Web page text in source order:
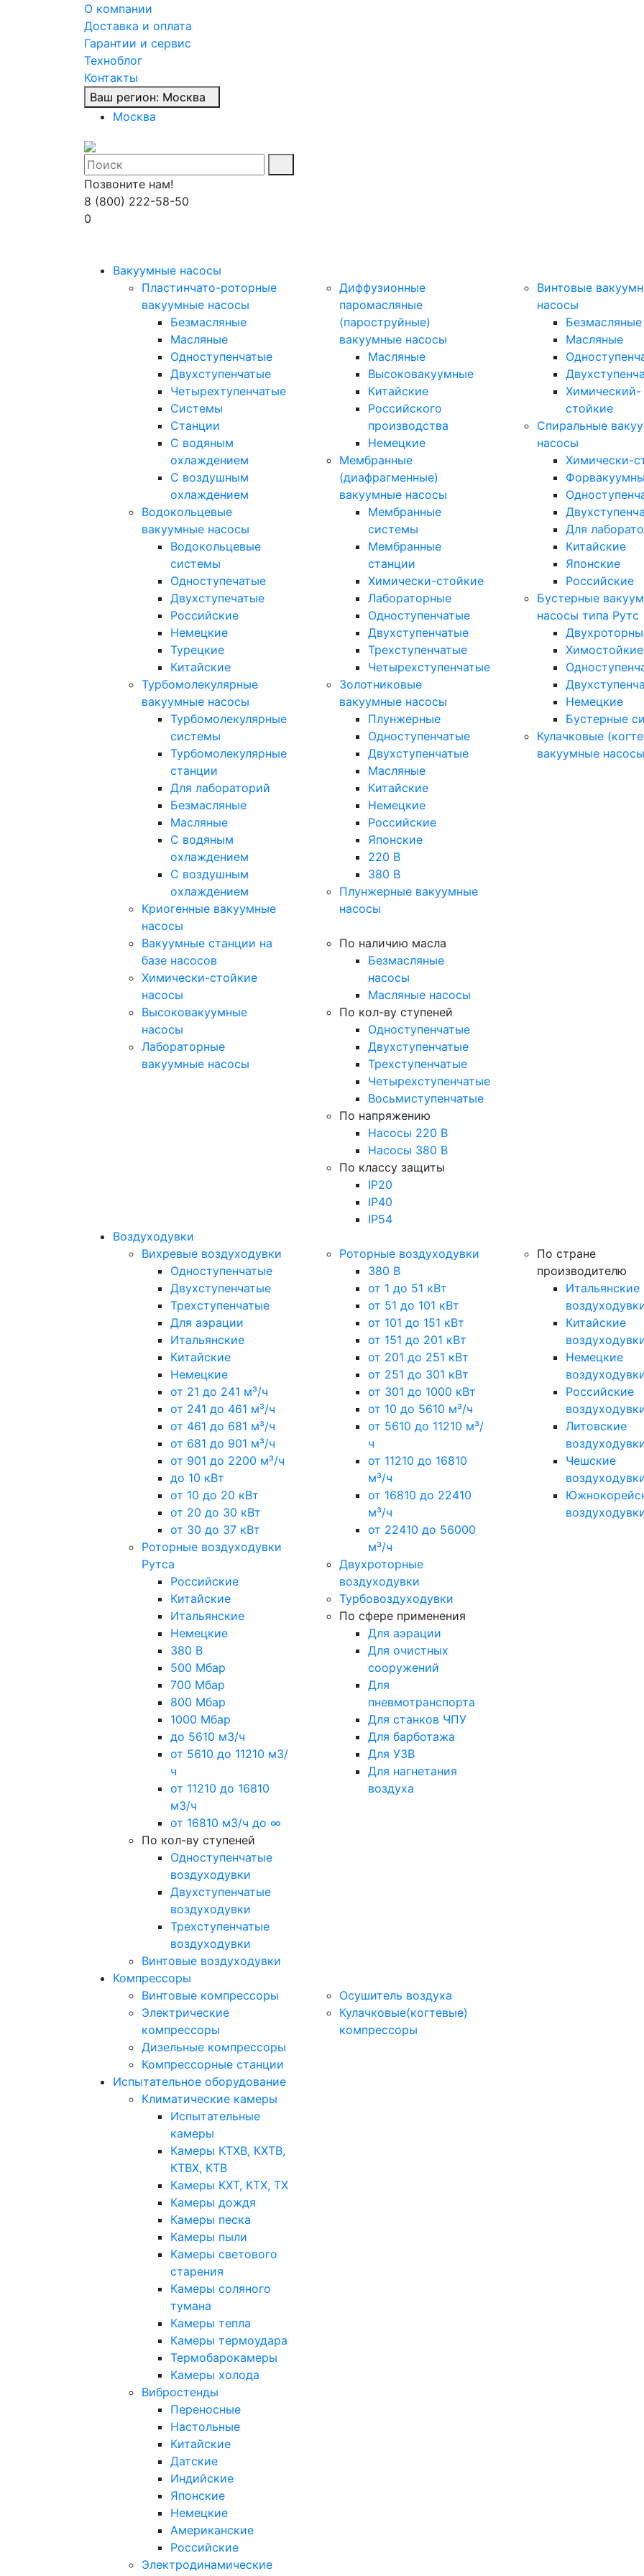
О компании
Доставка и оплата
Гарантии и сервис
Техноблог
Контакты
Ваш регион: Москва
Москва
Позвоните нам!
8 (800) 222-58-50
0
Вакуумные насосы
Пластинчато-роторные
вакуумные насосы
Безмасляные
Масляные
Одноступенчатые
Двухступенчатые
Четырехтупенчатые
Системы
Станции
С водяным
охлаждением
С воздушным
охлаждением
Водокольцевые
вакуумные насосы
Водокольцевые
системы
Одноступечатые
Двухступечатые
Российские
Немецкие
Турецкие
Китайские
Турбомолекулярные
вакуумные насосы
Турбомолекулярные
системы
Турбомолекулярные
станции
Для лабораторий
Безмасляные
Масляные
C водяным
охлаждением
C воздушным
охлаждением
Криогенные вакуумные
насосы
Диффузионные
паромасляные
(пароструйные)
вакуумные насосы
Масляные
Высоковакуумные
Китайские
Российского
производства
Немецкие
Мембранные
(диафрагменные)
вакуумные насосы
Мембранные
системы
Мембранные
станции
Химически-стойкие
Лабораторные
Одноступенчатые
Двухступенчатые
Трехступенчатые
Четырехступенчатые
Золотниковые
вакуумные насосы
Плунжерные
Одноступенчатые
Двухступенчатые
Масляные
Китайские
Немецкие
Российские
Японские
220 В
380 В
Плунжерные вакуумные
насосы
Винтовые
насосы
Безмасляные
Масляные
Химический-
стойкие
Спиральные
насосы
Химически-
Для
Китайские
Японские
Российские
Бустерные
насосы типа Рутс
Химостойкие
Немецкие
Бустерные
Кулачковые
вакуумные насосы
Вакуумные станции на
базе насосов
Химически-стойкие
насосы
Высоковакуумные
насосы
Лабораторные
вакуумные насосы
По наличию масла
Безмасляные
насосы
Масляные насосы
По кол-ву ступеней
Одноступенчатые
Двухступенчатые
Трехступенчатые
Четырехступенчатые
Восьмиступенчатые
По напряжению
Насосы 220 В
Насосы 380 В
По классу защиты
IP20
IP40
IP54
Воздуходувки
Вихревые воздуходувки
Одноступенчатые
Двухступенчатые
Трехступенчатые
Для аэрации
Итальянские
Китайские
Немецкие
от 21 до 241 м³/ч
от 241 до 461 м³/ч
от 461 до 681 м³/ч
от 681 до 901 м³/ч
от 901 до 2200 м³/ч
до 10 кВт
от 10 до 20 кВт
от 20 до 30 кВт
от 30 до 37 кВт
Роторные воздуходувки
Рутса
Российские
Китайские
Итальянские
Немецкие
380 В
500 Мбар
700 Мбар
800 Мбар
1000 Мбар
до 5610 м3/ч
от 5610 до 11210 м3/
ч
от 11210 до 16810
м3/ч
от 16810 м3/ч до ∞
По кол-ву ступеней
Одноступенчатые
воздуходувки
Двухступенчатые
воздуходувки
Трехступенчатые
воздуходувки
Винтовые воздуходувки
Роторные воздуходувки
380 В
от 1 до 51 кВт
от 51 до 101 кВт
от 101 до 151 кВт
от 151 до 201 кВт
от 201 до 251 кВт
от 251 до 301 кВт
от 301 до 1000 кВт
от 10 до 5610 м³/ч
от 5610 до 11210 м³/
ч
от 11210 до 16810
м³/ч
от 16810 до 22410
м³/ч
от 22410 до 56000
м³/ч
Двухроторные
воздуходувки
Турбовоздуходувки
По сфере применения
Для аэрации
Для очистных
сооружений
Для
пневмотранспорта
Для станков ЧПУ
Для барботажа
Для УЗВ
Для нагнетания
воздуха
По стране
производителю
Итальянские
Китайские
Немецкие
Российские
Литовские
Чешские
Компрессоры
Винтовые компрессоры
Электрические
компрессоры
Дизельные компрессоры
Компрессорные станции
Осушитель воздуха
Кулачковые(когтевые)
компрессоры
Испытательное оборудование
Климатические камеры
Испытательные
камеры
Камеры КТХВ, КХТВ,
КТВХ, КТВ
Камеры КХТ, КТХ, ТХ
Камеры дождя
Камеры песка
Камеры пыли
Камеры светового
старения
Камеры соляного
тумана
Камеры тепла
Камеры термоудара
Термобарокамеры
Камеры холода
Вибростенды
Переносные
Настольные
Китайские
Датские
Индийские
Японские
Немецкие
Американские
Российские
Электродинамические